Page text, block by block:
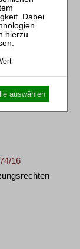
einzelner
123/17
GbR
16
auswählen